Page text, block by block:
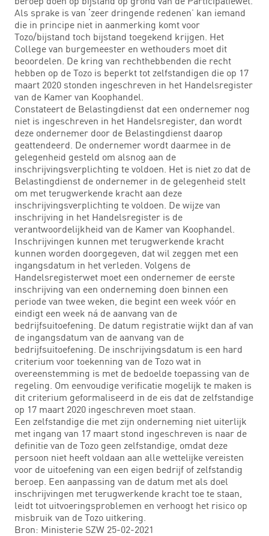
Als sprake is van ‘zeer dringende redenen’ kan iemand
die in principe niet in aanmerking komt voor
Tozo/bijstand toch bijstand toegekend krijgen. Het
College van burgemeester en wethouders moet dit
beoordelen. De kring van rechthebbenden die recht
hebben op de Tozo is beperkt tot zelfstandigen die op 17
maart 2020 stonden ingeschreven in het Handelsregister
van de Kamer van Koophandel.
Constateert de Belastingdienst dat een ondernemer nog
niet is ingeschreven in het Handelsregister, dan wordt
deze ondernemer door de Belastingdienst daarop
geattendeerd. De ondernemer wordt daarmee in de
gelegenheid gesteld om alsnog aan de
inschrijvingsverplichting te voldoen. Het is niet zo dat de
Belastingdienst de ondernemer in de gelegenheid stelt
om met terugwerkende kracht aan deze
inschrijvingsverplichting te voldoen. De wijze van
inschrijving in het Handelsregister is de
verantwoordelijkheid van de Kamer van Koophandel.
Inschrijvingen kunnen met terugwerkende kracht
kunnen worden doorgegeven, dat wil zeggen met een
ingangsdatum in het verleden. Volgens de
Handelsregisterwet moet een ondernemer de eerste
inschrijving van een onderneming doen binnen een
periode van twee weken, die begint een week vóór en
eindigt een week ná de aanvang van de
bedrijfsuitoefening. De datum registratie wijkt dan af van
de ingangsdatum van de aanvang van de
bedrijfsuitoefening. De inschrijvingsdatum is een hard
criterium voor toekenning van de Tozo wat in
overeenstemming is met de bedoelde toepassing van de
regeling. Om eenvoudige verificatie mogelijk te maken is
dit criterium geformaliseerd in de eis dat de zelfstandige
op 17 maart 2020 ingeschreven moet staan.
Een zelfstandige die met zijn onderneming niet uiterlijk
met ingang van 17 maart stond ingeschreven is naar de
definitie van de Tozo geen zelfstandige, omdat deze
persoon niet heeft voldaan aan alle wettelijke vereisten
voor de uitoefening van een eigen bedrijf of zelfstandig
beroep. Een aanpassing van de datum met als doel
inschrijvingen met terugwerkende kracht toe te staan,
leidt tot uitvoeringsproblemen en verhoogt het risico op
misbruik van de Tozo uitkering.
Bron: Ministerie SZW 25-02-2021